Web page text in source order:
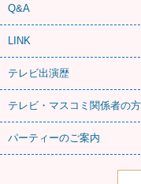
Q&A
LINK
テレビ出演歴
テレビ・マスコミ関係者の方
パーティーのご案内